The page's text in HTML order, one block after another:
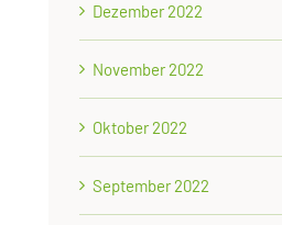
Dezember 2022
November 2022
Oktober 2022
September 2022